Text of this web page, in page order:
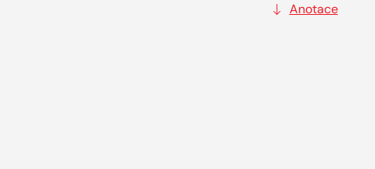
Anotace